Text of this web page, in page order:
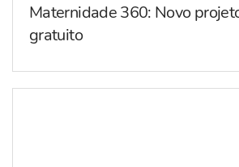
Maternidade 360: Novo
gratuito